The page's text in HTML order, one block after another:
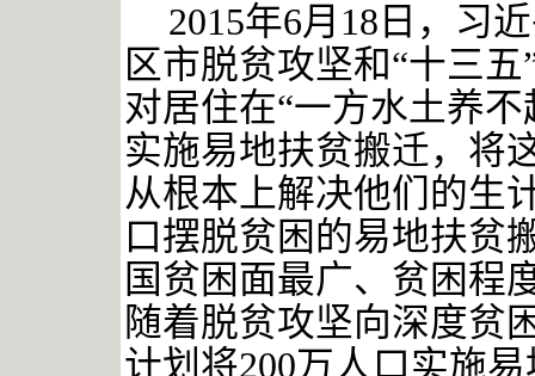
2015年6月18日，习
区市脱贫攻坚和“十三
对居住在“一方水土养
实施易地扶贫搬迁，将
从根本上解决他们的生
口摆脱贫困的易地扶贫
国贫困面最广、贫困程
随着脱贫攻坚向深度贫
计划将200万人口实施